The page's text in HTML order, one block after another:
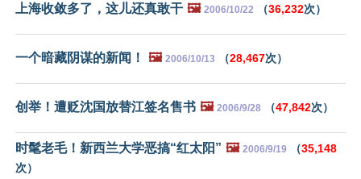
上海收敛多了，这儿还真敢干 🖼️ 2006/10/22 （36,232次）
一个暗藏阴谋的新闻！ 🖼️ 2006/10/13 （28,467次）
创举！遭贬沈国放替江签名售书 🖼️ 2006/9/28 （47,842次）
时髦老毛！新西兰大学恶搞“红太阳” 🖼️ 2006/9/19 （35,148
次）